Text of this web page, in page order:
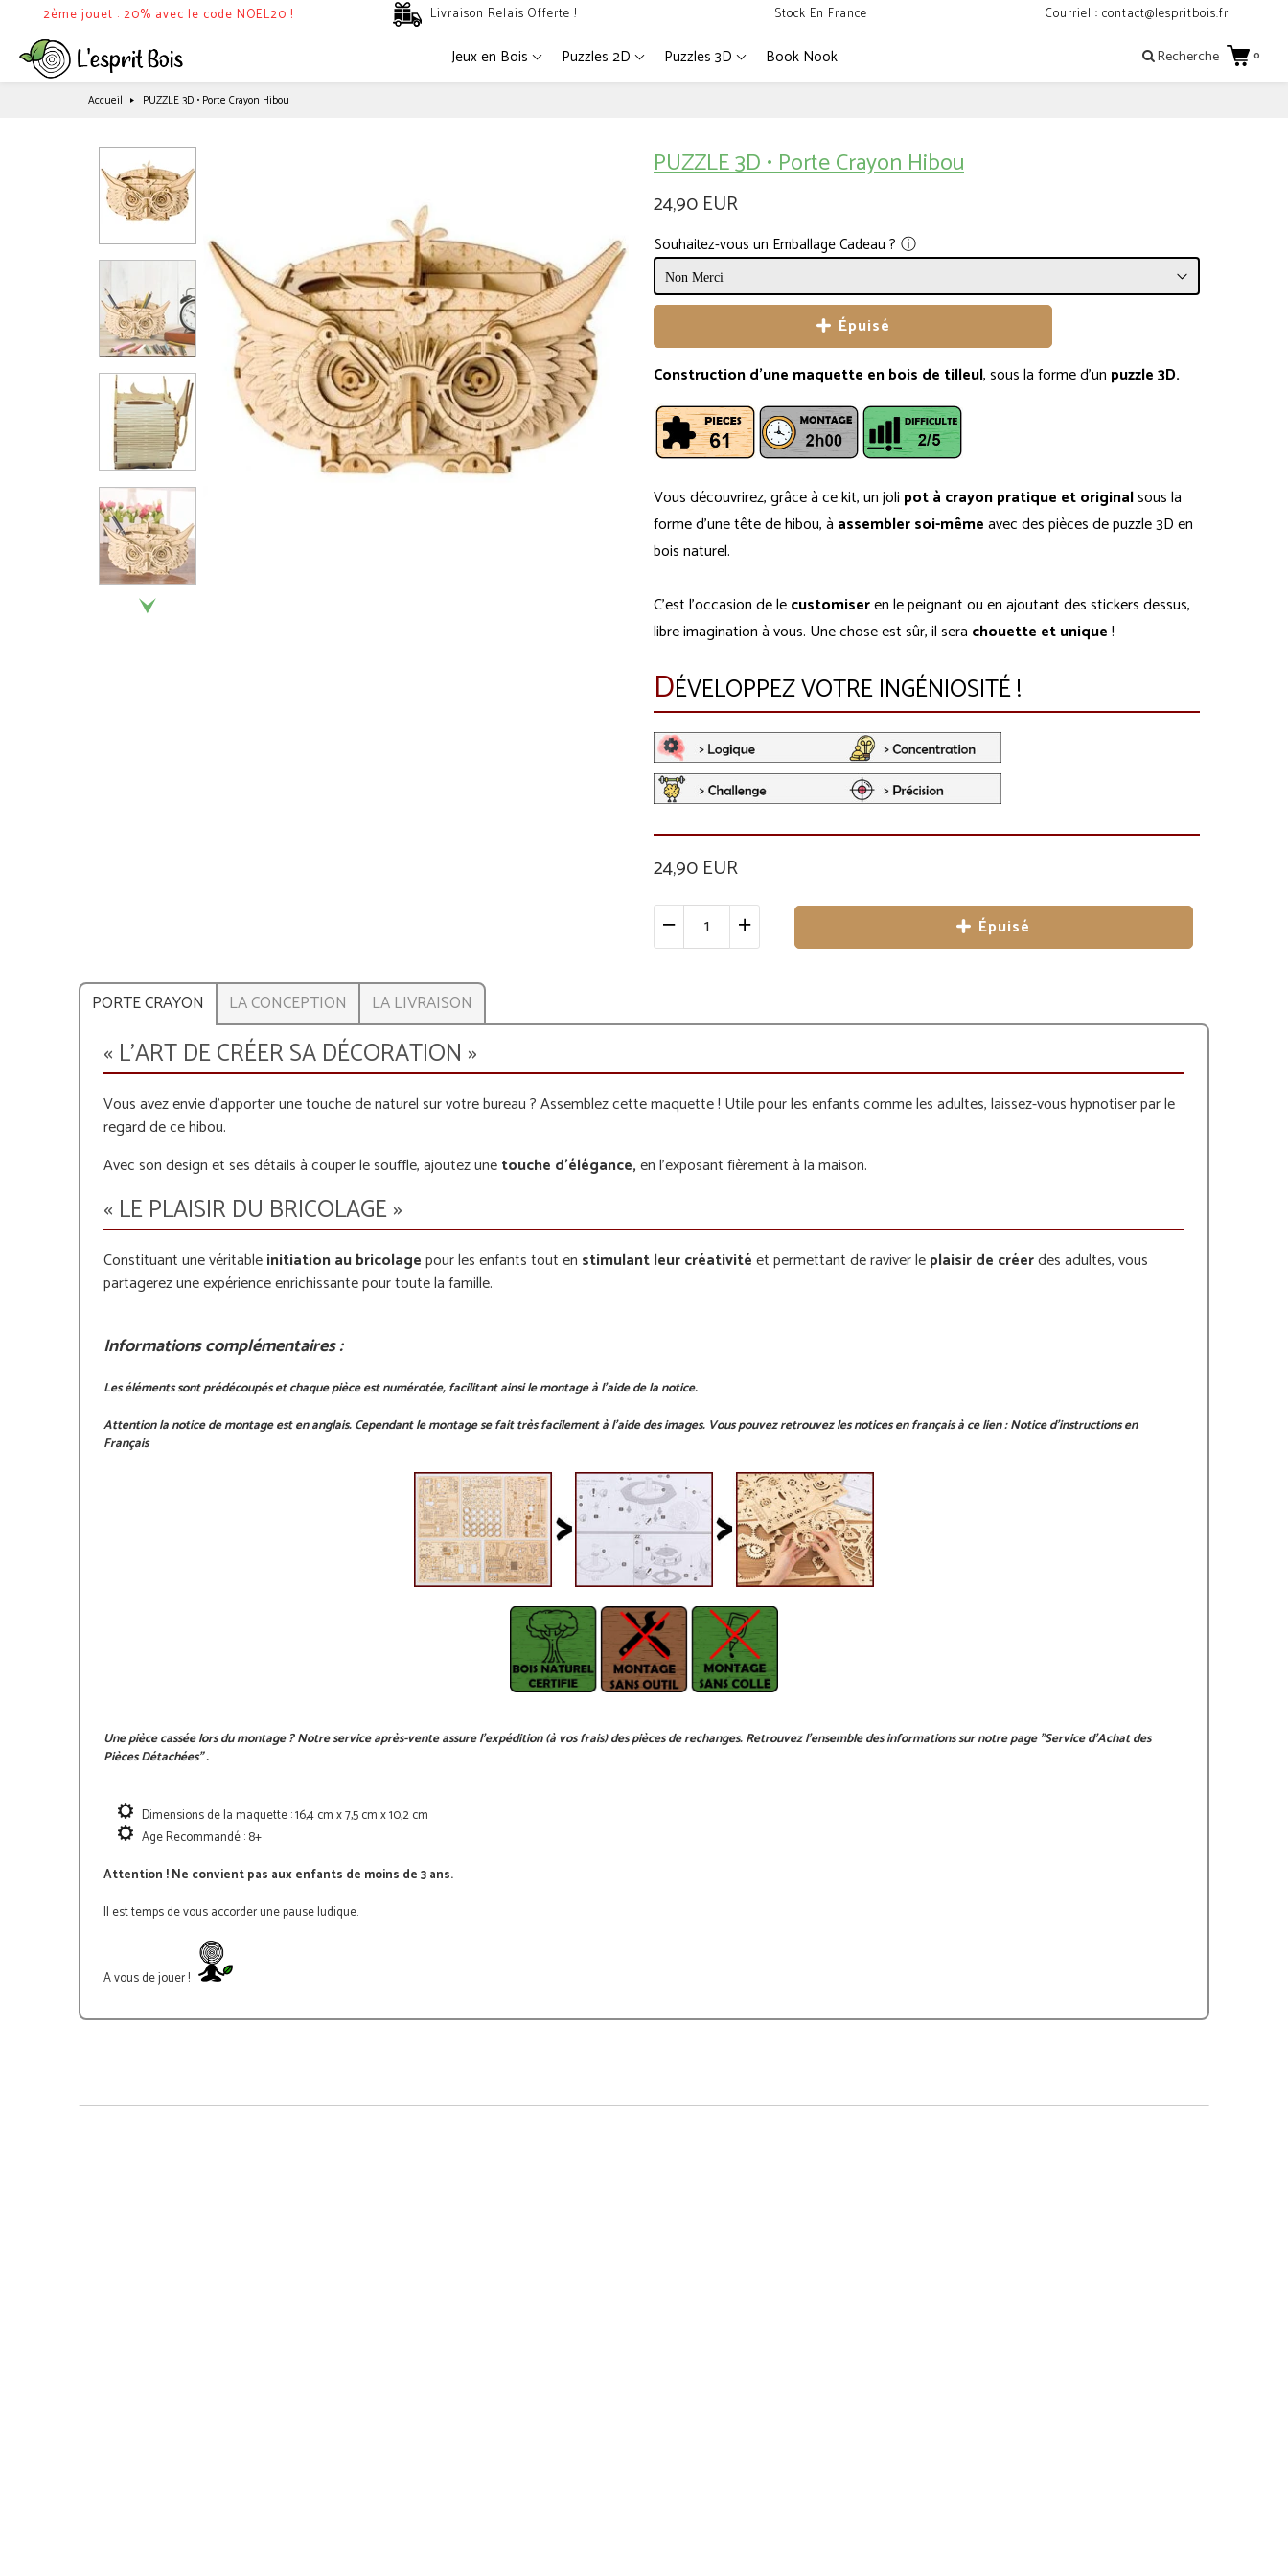
2ème jouet : 20% avec le code NOEL20 ! Livraison Relais Offerte ! Stock En France Courriel : contact@lespritbois.fr
Recherche 0
Jeux en Bois Puzzles 2D Puzzles 3D Book Nook
Accueil PUZZLE 3D • Porte Crayon Hibou
PUZZLE 3D • Porte Crayon Hibou
24,90 EUR
Souhaitez-vous un Emballage Cadeau ? ⓘ
Épuisé
Construction d'une maquette en bois de tilleul, sous la forme d'un puzzle 3D.
Vous découvrirez, grâce à ce kit, un joli pot à crayon pratique et originalsous la
forme d'une tête de hibou, à assembler soi-mêmeavec des pièces de puzzle 3D en
bois naturel.
C'est l'occasion de lecustomiseren le peignant ou en ajoutant des stickers dessus,
libre imagination à vous. Une chose est sûr, il sera chouette et unique!
DÉVELOPPEZ VOTRE INGÉNIOSITÉ !
24,90 EUR
Épuisé
PORTE CRAYON LA CONCEPTION LA LIVRAISON
« L'ART DE CRÉER SA DÉCORATION »
Vous avez envie d'apporter une touche de naturel sur votre bureau ? Assemblez cette maquette ! Utile pour les enfants comme les adultes, laissez-vous hypnotiser par le
regard de ce hibou.
Avec son design et ses détails à couper le souffle, ajoutez unetouche d’élégance,en l’exposant fièrement à la maison.
« LE PLAISIR DU BRICOLAGE »
Constituant une véritableinitiation au bricolagepour les enfants tout en stimulant leur créativitéet permettant de raviver leplaisir de créerdes adultes, vous
partagerez une expérience enrichissante pour toute la famille.
Informations complémentaires:
Les éléments sont prédécoupés et chaque pièce est numérotée, facilitant ainsi le montage à l'aide de la notice.
Attention la notice de montage est en anglais. Cependant le montage se fait très facilement à l'aide des images. Vous pouvez retrouvez les notices en français à ce lien :Notice d'instructions en
Français
Une pièce cassée lors du montage ? Notre service après-vente assure l'expédition (à vos frais) des pièces de rechanges. Retrouvez l'ensemble des informations sur notre page"Service d'Achat des
Pièces Détachées".
Dimensions de la maquette :16,4 cm x 7,5 cm x 10,2 cm
Age Recommandé : 8+
Attention ! Ne convient pas aux enfants de moins de 3 ans.
Il est temps de vous accorder une pause ludique.
A vous de jouer !